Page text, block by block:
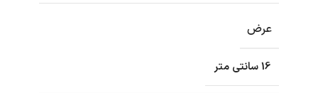
عرض
16 سانتی متر